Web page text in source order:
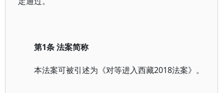
第1条 法案简称
本法案可被引述为《对等进入西藏2018法案》。